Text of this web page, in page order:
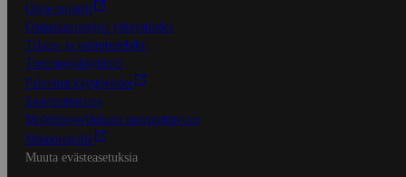
Oiva-raportit
Osuuskauppojen yhteystiedot
Tilaus- ja toimitusehdot
Tietosuojakäytäntö
Palvelun käyttöehdot
Saavutettavuus
Mobiilisovelluksen saavutettavuus
Mainostajalle
Muuta evästeasetuksia